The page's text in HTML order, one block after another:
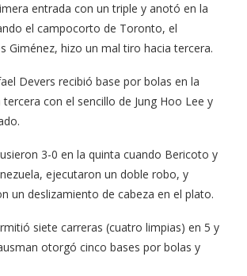
entrada con un triple y anotó en la
el campocorto de Toronto, el
Giménez, hizo un mal tiro hacia tercera.
Devers recibió base por bolas en la
con el sencillo de Jung Hoo Lee y
3-0 en la quinta cuando Bericoto y
ejecutaron un doble robo, y
un deslizamiento de cabeza en el plato.
siete carreras (cuatro limpias) en 5 y
otorgó cinco bases por bolas y